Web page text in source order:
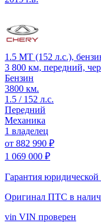
1.5 MT (152 л.с.),
3 800 км, передний,
Бензин
3800 км.
1.5 / 152 л.с.
Передний
Механика
1 владелец
от 882 990 ₽
1 069 000 ₽
Гарантия юридической
Оригинал ПТС в
vin VIN проверен